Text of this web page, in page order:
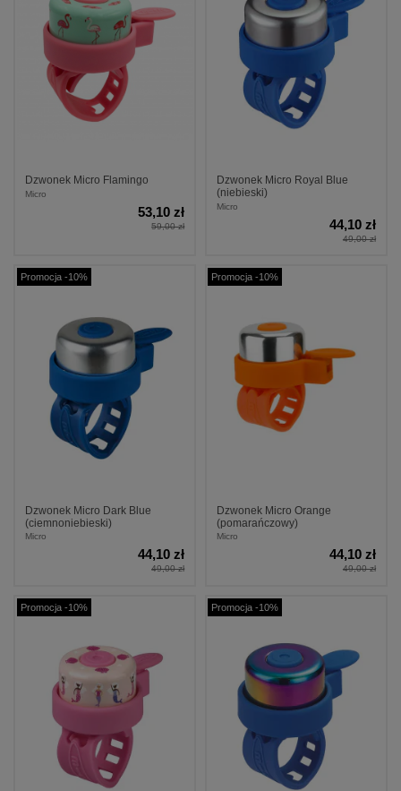
Dzwonek Micro Flamingo
Micro
53,10 zł
59,00 zł
Dzwonek Micro Royal Blue
(niebieski)
Micro
44,10 zł
49,00 zł
Promocja -10%
Dzwonek Micro Dark Blue
(ciemnoniebieski)
Micro
44,10 zł
49,00 zł
Promocja -10%
Dzwonek Micro Orange
(pomarańczowy)
Micro
44,10 zł
49,00 zł
Promocja -10% Promocja -10%